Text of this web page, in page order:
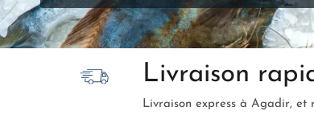
Livraison
Livraison express à Agadir, et